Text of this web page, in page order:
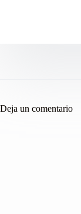
Deja un comentario